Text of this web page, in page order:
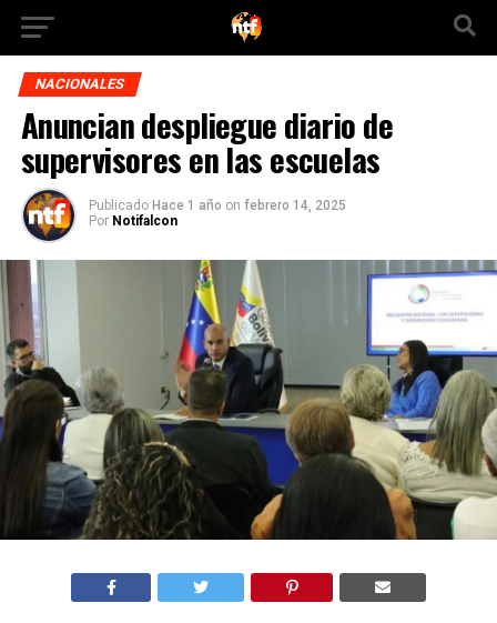
NACIONALES
Anuncian despliegue diario de
supervisores en las escuelas
Publicado Hace 1 año on febrero 14, 2025
Por Notifalcon